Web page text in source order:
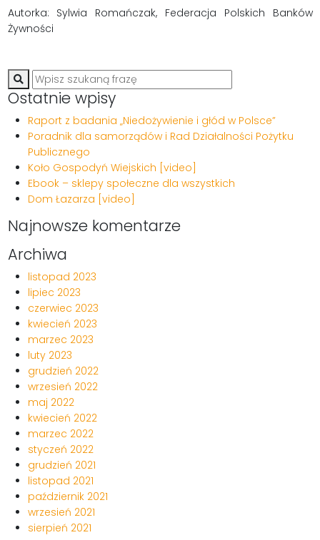
Autorka: Sylwia Romańczak, Federacja Polskich Banków
Żywności
Ostatnie wpisy
Raport z badania „Niedożywienie i głód w Polsce”
Poradnik dla samorządów i Rad Działalności Pożytku
Publicznego
Koło Gospodyń Wiejskich [video]
Ebook – sklepy społeczne dla wszystkich
Dom Łazarza [video]
Najnowsze komentarze
Archiwa
listopad 2023
lipiec 2023
czerwiec 2023
kwiecień 2023
marzec 2023
luty 2023
grudzień 2022
wrzesień 2022
maj 2022
kwiecień 2022
marzec 2022
styczeń 2022
grudzień 2021
listopad 2021
październik 2021
wrzesień 2021
sierpień 2021